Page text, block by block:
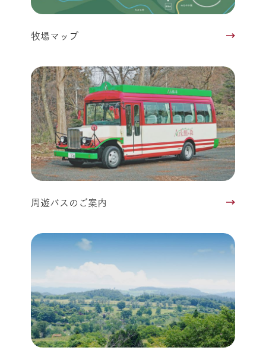
牧場マップ
周遊バスのご案内